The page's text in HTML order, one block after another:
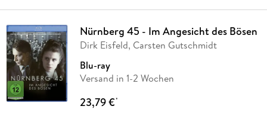
Nürnberg 45 - Im Angesicht des Bösen
Dirk Eisfeld, Carsten Gutschmidt
Blu-ray
Versand in 1-2 Wochen
23,79 €*